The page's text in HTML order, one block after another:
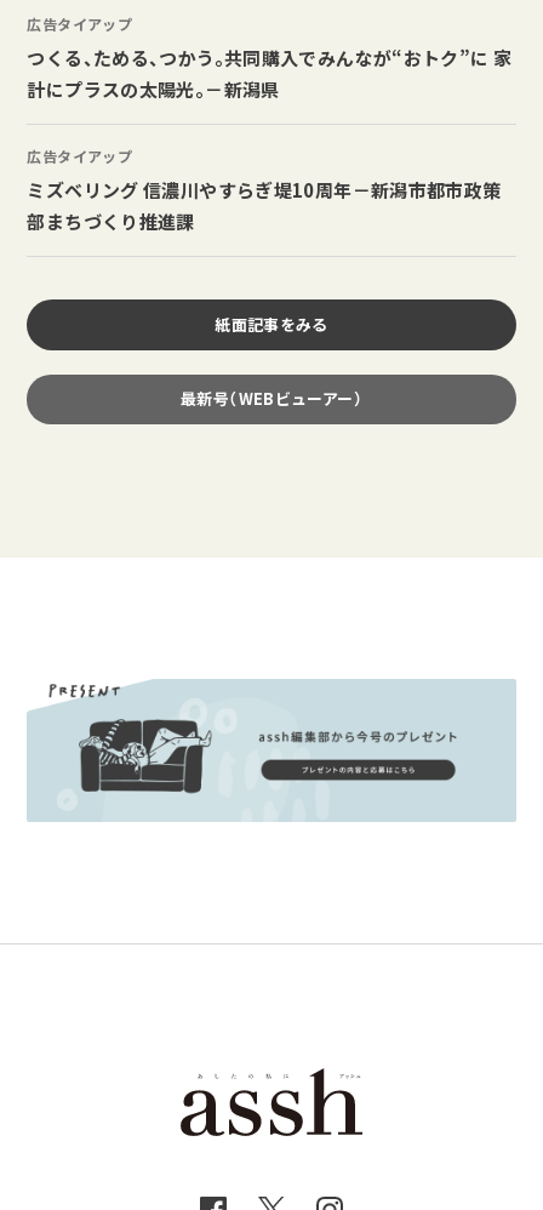
広告タイアップ
つくる、ためる、つかう。共同購入でみんなが“おトク”に 家
計にプラスの太陽光。－新潟県
広告タイアップ
ミズベリング 信濃川やすらぎ堤10周年－新潟市都市政策
部まちづくり推進課
紙面記事をみる
最新号（WEBビューアー）